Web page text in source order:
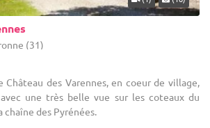
(31)
Château des Varennes, en coeur de village,
une très belle vue sur les coteaux du
chaîne des Pyrénées.